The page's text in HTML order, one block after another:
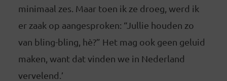
minimaal zes. Maar toen ik ze droeg, werd ik
er zaak op aangesproken: “Jullie houden zo
van bling-bling, hè?” Het mag ook geen geluid
maken, want dat vinden we in Nederland
vervelend.’